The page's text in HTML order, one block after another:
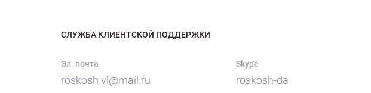
СЛУЖБА КЛИЕНТСКОЙ ПОДДЕРЖКИ
Эл. почта
roskosh.vl@mail.ru
Skype
roskosh-da